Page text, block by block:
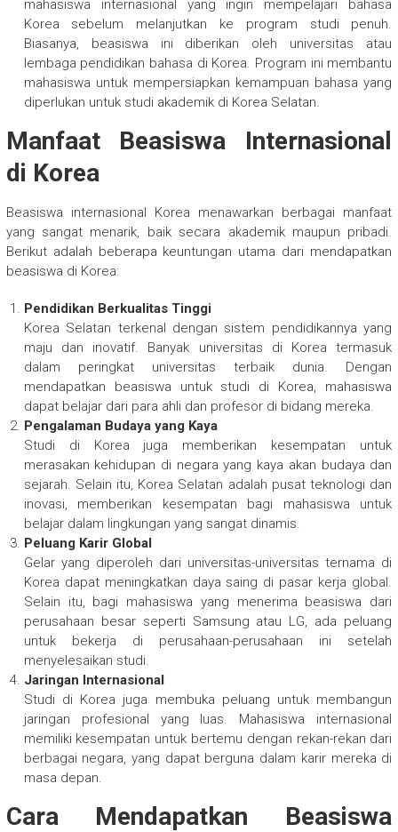
mahasiswa internasional yang ingin mempelajari bahasa
Korea sebelum melanjutkan ke program studi penuh.
Biasanya, beasiswa ini diberikan oleh universitas atau
lembaga pendidikan bahasa di Korea. Program ini membantu
mahasiswa untuk mempersiapkan kemampuan bahasa yang
diperlukan untuk studi akademik di Korea Selatan.
Manfaat Beasiswa Internasional
di Korea
Beasiswa internasional Korea menawarkan berbagai manfaat
yang sangat menarik, baik secara akademik maupun pribadi.
Berikut adalah beberapa keuntungan utama dari mendapatkan
beasiswa di Korea:
Pendidikan Berkualitas Tinggi
Korea Selatan terkenal dengan sistem pendidikannya yang
maju dan inovatif. Banyak universitas di Korea termasuk
dalam peringkat universitas terbaik dunia. Dengan
mendapatkan beasiswa untuk studi di Korea, mahasiswa
dapat belajar dari para ahli dan profesor di bidang mereka.
Pengalaman Budaya yang Kaya
Studi di Korea juga memberikan kesempatan untuk
merasakan kehidupan di negara yang kaya akan budaya dan
sejarah. Selain itu, Korea Selatan adalah pusat teknologi dan
inovasi, memberikan kesempatan bagi mahasiswa untuk
belajar dalam lingkungan yang sangat dinamis.
Peluang Karir Global
Gelar yang diperoleh dari universitas-universitas ternama di
Korea dapat meningkatkan daya saing di pasar kerja global.
Selain itu, bagi mahasiswa yang menerima beasiswa dari
perusahaan besar seperti Samsung atau LG, ada peluang
untuk bekerja di perusahaan-perusahaan ini setelah
menyelesaikan studi.
Jaringan Internasional
Studi di Korea juga membuka peluang untuk membangun
jaringan profesional yang luas. Mahasiswa internasional
memiliki kesempatan untuk bertemu dengan rekan-rekan dari
berbagai negara, yang dapat berguna dalam karir mereka di
masa depan.
Cara Mendapatkan Beasiswa